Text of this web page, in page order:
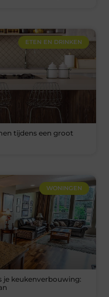
ETEN EN DRINKEN
tijdens een groot
WONINGEN
je keukenverbouwing: